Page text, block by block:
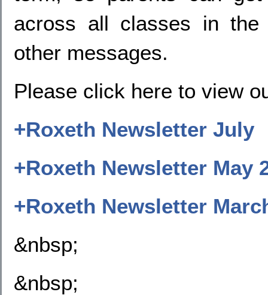
across all classes in
other messages.
Please click here to view
+Roxeth Newsletter July
+Roxeth Newsletter May
+Roxeth Newsletter
&nbsp;
&nbsp;